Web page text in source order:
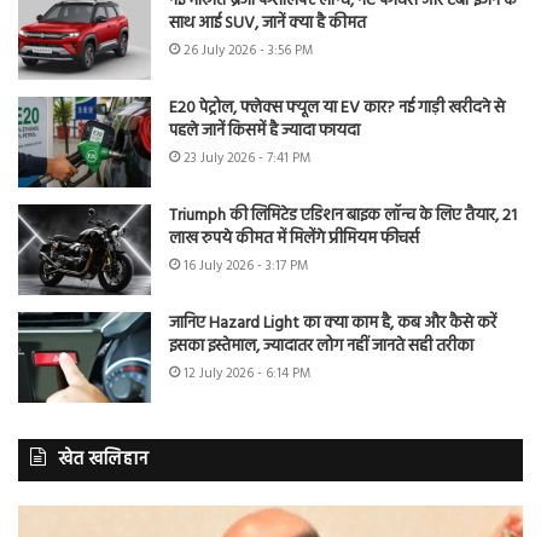
साथ आई SUV, जानें क्या है कीमत
26 July 2026 - 3:56 PM
E20 पेट्रोल, फ्लेक्स फ्यूल या EV कार? नई गाड़ी खरीदने से
पहले जानें किसमें है ज्यादा फायदा
23 July 2026 - 7:41 PM
Triumph की लिमिटेड एडिशन बाइक लॉन्च के लिए तैयार, 21
लाख रुपये कीमत में मिलेंगे प्रीमियम फीचर्स
16 July 2026 - 3:17 PM
जानिए Hazard Light का क्या काम है, कब और कैसे करें
इसका इस्तेमाल, ज्यादातर लोग नहीं जानते सही तरीका
12 July 2026 - 6:14 PM
खेत खलिहान